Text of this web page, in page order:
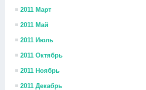
2011 Март
2011 Май
2011 Июль
2011 Октябрь
2011 Ноябрь
2011 Декабрь